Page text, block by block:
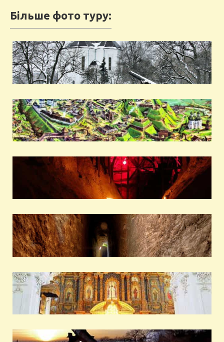
Більше фото туру: